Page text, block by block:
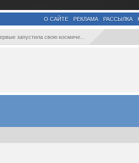
О САЙТЕ РЕКЛАМА РАССЫЛКА
запустила свою космиче...